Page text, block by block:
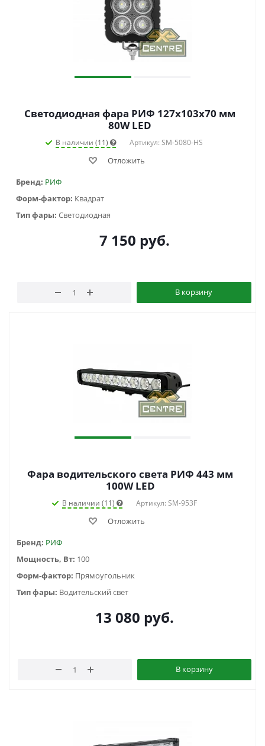
Светодиодная фара РИФ 127х103х70 мм
80W LED
В наличии (11) Артикул: SM-5080-HS
Отложить
Бренд: РИФ
Форм-фактор: Квадрат
Тип фары: Светодиодная
7 150 руб.
В корзину
Фара водительского света РИФ 443 мм
100W LED
В наличии (11) Артикул: SM-953F
Отложить
Бренд: РИФ
Мощность, Вт: 100
Форм-фактор: Прямоугольник
Тип фары: Водительский свет
13 080 руб.
В корзину